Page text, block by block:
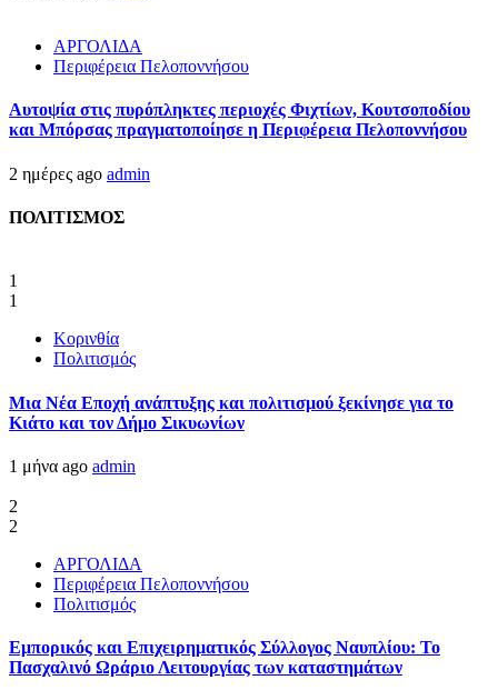
ΑΡΓΟΛΙΔΑ
Περιφέρεια Πελοποννήσου
Αυτοψία στις πυρόπληκτες περιοχές Φιχτίων, Κουτσοποδίου
και Μπόρσας πραγματοποίησε η Περιφέρεια Πελοποννήσου
2 ημέρες ago admin
ΠΟΛΙΤΙΣΜΟΣ
1
1
Κορινθία
Πολιτισμός
Μια Νέα Εποχή ανάπτυξης και πολιτισμού ξεκίνησε για το
Κιάτο και τον Δήμο Σικυωνίων
1 μήνα ago admin
2
2
ΑΡΓΟΛΙΔΑ
Περιφέρεια Πελοποννήσου
Πολιτισμός
Εμπορικός και Επιχειρηματικός Σύλλογος Ναυπλίου: Το
Πασχαλινό Ωράριο Λειτουργίας των καταστημάτων